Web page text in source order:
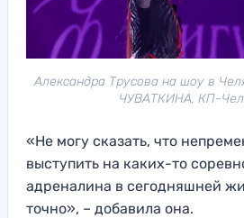
Александра Трусова на шоу в
ЧУВАТКИНА, КП-
«Не могу сказать, что
выступить на каких-то
адреналина в сегодняшней
точно», – добавила она.